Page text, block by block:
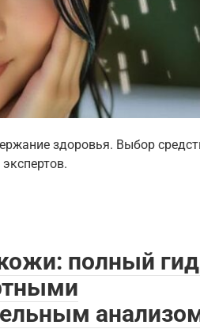
здоровья. Выбор
полный